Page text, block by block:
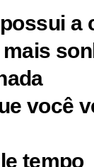
a
você
tempo